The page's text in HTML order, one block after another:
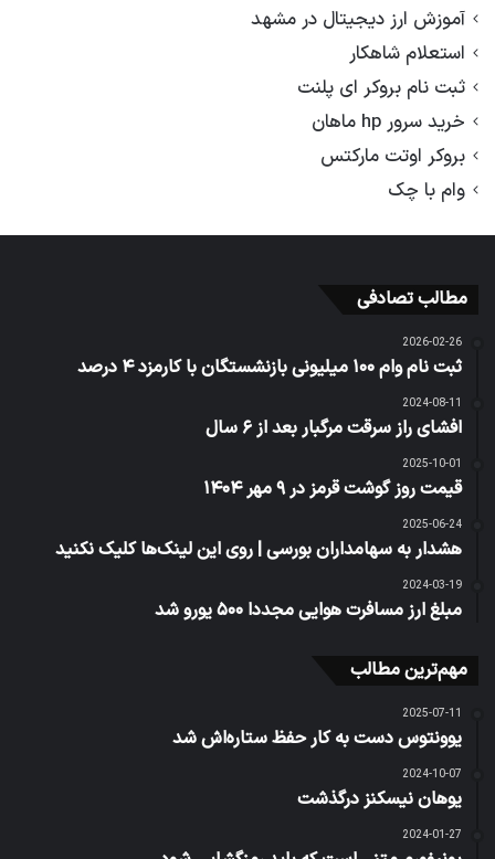
آموزش ارز دیجیتال در مشهد
استعلام شاهکار
ثبت نام بروکر ای پلنت
خرید سرور hp ماهان
بروکر اوتت مارکتس
وام با چک
مطالب تصادفی
2026-02-26
ثبت نام وام ۱۰۰ میلیونی بازنشستگان با کارمزد ۴ درصد
2024-08-11
افشای راز سرقت مرگبار بعد از ۶ سال
2025-10-01
قیمت روز گوشت قرمز در ۹ مهر ۱۴۰۴
2025-06-24
هشدار به سهامداران بورسی | روی این لینک‌ها کلیک نکنید
2024-03-19
مبلغ ارز مسافرت هوایی مجددا ۵۰۰ یورو شد
مهم‌ترین مطالب
2025-07-11
یوونتوس دست به کار حفظ ستاره‌اش شد
2024-10-07
یوهان نیسکنز درگذشت
2024-01-27